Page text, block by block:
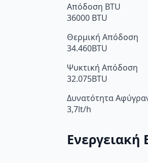
Απόδοση BTU
36000 BTU
Θερμική Απόδοση
34.460BTU
Ψυκτική Απόδοση
32.075BTU
Δυνατότητα
3,7lt/h
Ενεργειακή